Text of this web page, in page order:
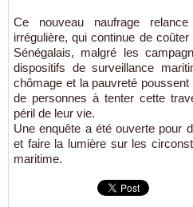
Ce nouveau naufrage
irrégulière, qui continue de
Sénégalais, malgré les
dispositifs de surveillance
chômage et la pauvreté
de personnes à tenter cette
péril de leur vie.
Une enquête a été ouverte pour
et faire la lumière sur les
maritime.